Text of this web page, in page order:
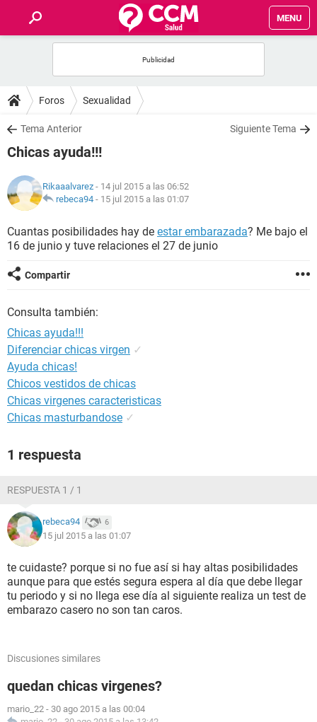
MENU
FOROS
SALUD
NUTRICIÓN
BIENESTAR
SEXUALIDAD
GLOSARIO
Foros Sexualidad
Tema Anterior Siguiente Tema
Chicas ayuda!!!
Rikaaalvarez - 14 jul 2015 a las 06:52
rebeca94 - 15 jul 2015 a las 01:07
Cuantas posibilidades hay de estar embarazada? Me bajo el
16 de junio y tuve relaciones el 27 de junio
Compartir
Consulta también:
Chicas ayuda!!!
Diferenciar chicas virgen ✓
Ayuda chicas!
Chicos vestidos de chicas
Chicas virgenes caracteristicas
Chicas masturbandose ✓
1 respuesta
RESPUESTA 1 / 1
rebeca94 6
15 jul 2015 a las 01:07
te cuidaste? porque si no fue así si hay altas posibilidades
aunque para que estés segura espera al día que debe llegar
tu periodo y si no llega ese día al siguiente realiza un test de
embarazo casero no son tan caros.
Discusiones similares
quedan chicas virgenes?
mario_22 - 30 ago 2015 a las 00:04